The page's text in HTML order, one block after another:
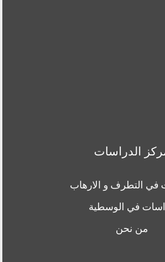
الدراسات
في التطرف و الارهاب
في الوسطية
من نحن